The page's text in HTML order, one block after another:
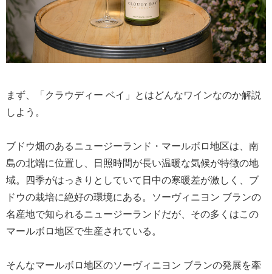
まず、「クラウディー ベイ」とはどんなワインなのか解説
しよう。
ブドウ畑のあるニュージーランド・マールボロ地区は、南
島の北端に位置し、日照時間が長い温暖な気候が特徴の地
域。四季がはっきりとしていて日中の寒暖差が激しく、ブ
ドウの栽培に絶好の環境にある。ソーヴィニヨン ブランの
名産地で知られるニュージーランドだが、その多くはこの
マールボロ地区で生産されている。
そんなマールボロ地区のソーヴィニヨン ブランの発展を牽